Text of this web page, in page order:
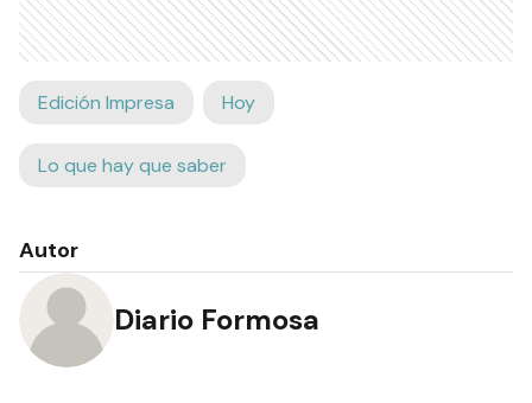
Edición Impresa Hoy
Lo que hay que saber
Autor
Diario Formosa